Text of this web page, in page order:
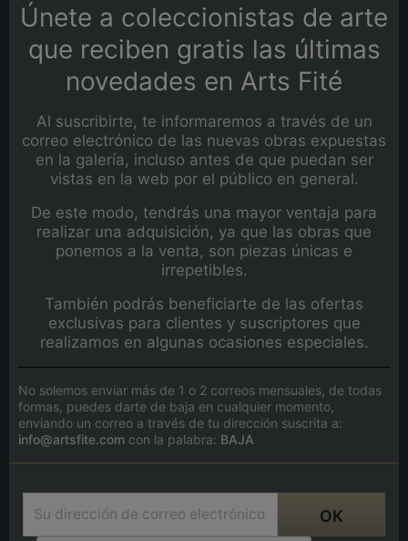
Únete a coleccionistas de arte
que reciben gratis las últimas
novedades en Arts Fité
Al suscribirte, te informaremos a través de un
correo electrónico de las nuevas obras expuestas
en la galería, incluso antes de que puedan ser
vistas en la web por el público en general.
De este modo, tendrás una mayor ventaja para
realizar una adquisición, ya que las obras que
ponemos a la venta, son piezas únicas e
irrepetibles.
También podrás beneficiarte de las ofertas
exclusivas para clientes y suscriptores que
realizamos en algunas ocasiones especiales.
No solemos enviar más de 1 o 2 correos mensuales, de todas
formas, puedes darte de baja en cualquier momento,
enviando un correo a través de tu dirección suscrita a:
info@artsfite.com con la palabra: BAJA